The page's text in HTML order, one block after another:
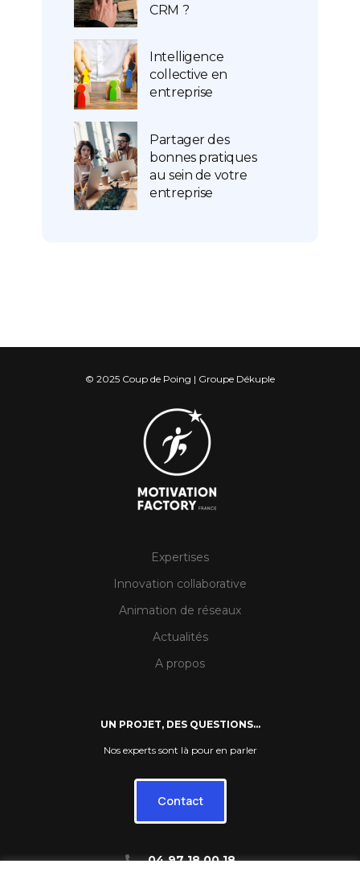
CRM ?
Intelligence
collective en
entreprise
Partager des
bonnes pratiques
au sein de votre
entreprise
© 2025 Coup de Poing | Groupe Dékuple
Expertises
Innovation collaborative
Animation de réseaux
Actualités
A propos
UN PROJET, DES QUESTIONS…
Nos experts sont là pour en parler
Contact
04 97 18 00 18